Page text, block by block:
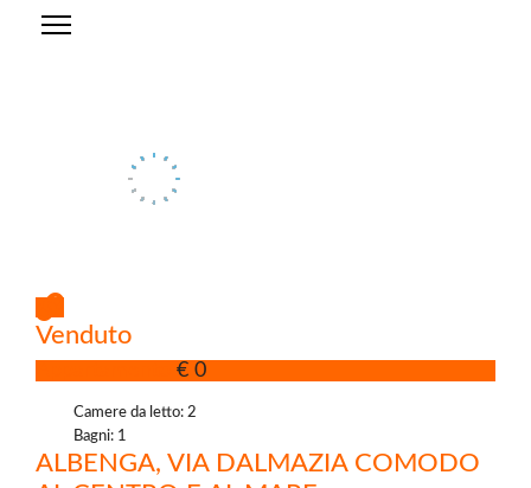
Venduto
€ 0
Camere da letto: 2
Bagni: 1
ALBENGA, VIA DALMAZIA COMODO